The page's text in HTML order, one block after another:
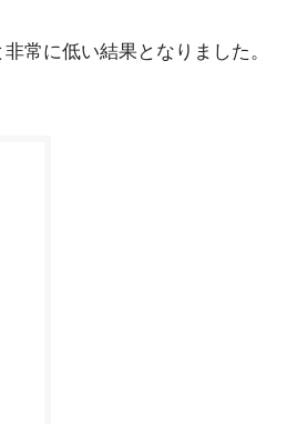
常に低い結果となりました。